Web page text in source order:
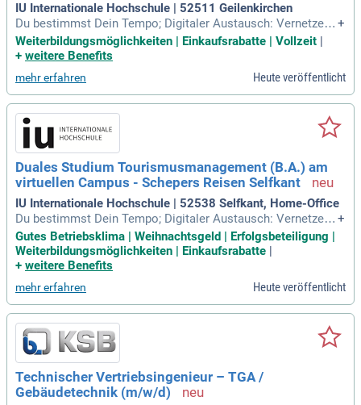
IU Internationale Hochschule | 52511 Geilenkirchen
Du bestimmst Dein Tempo; Digitaler Austausch: Vernetze D
ich online mit Kommiliton:innen und Dozierenden; Innovativ
e Plattformen: Du lernst eigenständig auf my Campus mit in
ea; Rabatte: Du profitierst
+
Weiterbildungsmöglichkeiten | Einkaufsrabatte | Vollzeit |
+ weitere Benefits
mehr erfahren Heute veröffentlicht
Duales Studium Tourismusmanagement (B.A.) am
virtuellen Campus - Schepers Reisen Selfkant
IU Internationale Hochschule | 52538 Selfkant, Home-Office
Du bestimmst Dein Tempo; Digitaler Austausch: Vernetze D
ich online mit Kommiliton:innen und Dozierenden; Innovativ
e Plattformen: Du lernst eigenständig auf my Campus mit in
novativen Lernmaterialien und dem KI‑Lernassistenten Synt
+
Gutes Betriebsklima | Weihnachtsgeld | Erfolgsbeteiligung |
Weiterbildungsmöglichkeiten | Einkaufsrabatte
+ weitere Benefits
mehr erfahren Heute veröffentlicht
Technischer Vertriebsingenieur – TGA /
Gebäudetechnik (m/w/d)